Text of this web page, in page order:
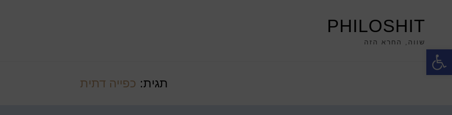
פתח סרגל נגישות
PHILOSHIT
שווה, החרא הזה
תגית: כפייה דתית